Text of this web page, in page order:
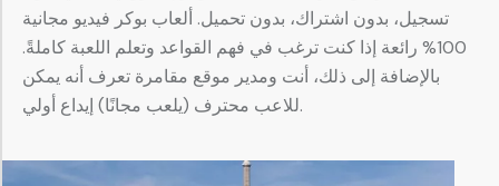
تسجيل، بدون اشتراك، بدون تحميل. ألعاب بوكر فيديو مجانية
100% رائعة إذا كنت ترغب في فهم القواعد وتعلم اللعبة كاملةً.
بالإضافة إلى ذلك، أنت ومدير موقع مقامرة تعرف أنه يمكن
للاعب محترف (يلعب مجانًا) إيداع أولي.